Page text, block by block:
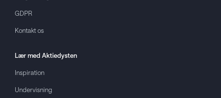
GDPR
Kontakt os
Lær med Aktiedysten
Inspiration
Undervisning